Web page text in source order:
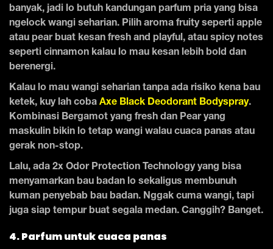
banyak, jadi lo butuh kandungan parfum pria yang bisa
ngelock wangi seharian. Pilih aroma fruity seperti apple
atau pear buat kesan fresh and playful, atau spicy notes
seperti cinnamon kalau lo mau kesan lebih bold dan
berenergi.
Kalau lo mau wangi seharian tanpa ada risiko kena bau
ketek, kuy lah coba Axe Black Deodorant Bodyspray.
Kombinasi Bergamot yang fresh dan Pear yang
maskulin bikin lo tetap wangi walau cuaca panas atau
gerak non-stop.
Lalu, ada 2x Odor Protection Technology yang bisa
menyamarkan bau badan lo sekaligus membunuh
kuman penyebab bau badan. Nggak cuma wangi, tapi
juga siap tempur buat segala medan. Canggih? Banget.
4. Parfum untuk cuaca panas